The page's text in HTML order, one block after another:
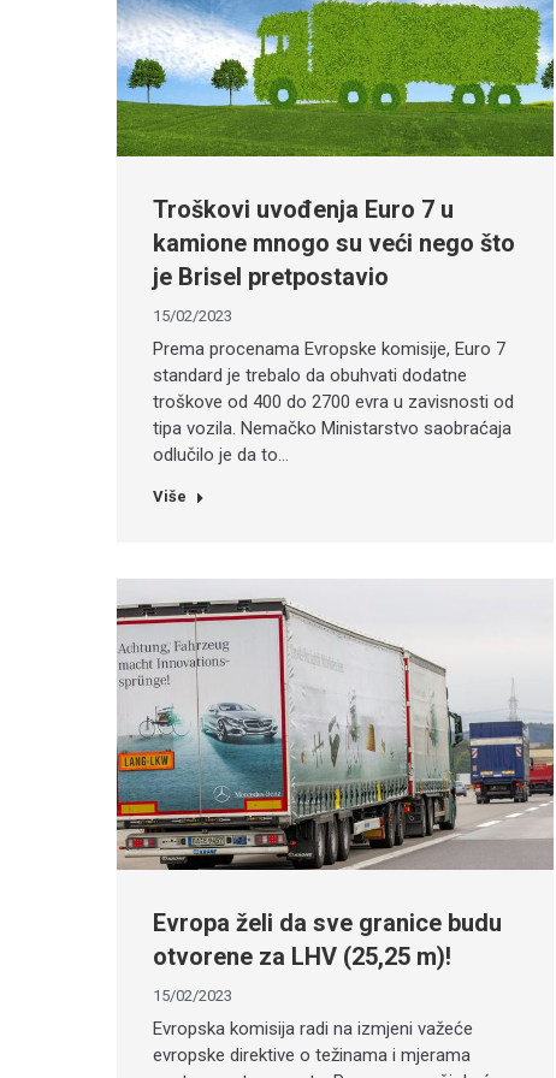
Troškovi uvođenja Euro 7 u
kamione mnogo su veći nego što
je Brisel pretpostavio
15/02/2023
Prema procenama Evropske komisije, Euro 7
standard je trebalo da obuhvati dodatne
troškove od 400 do 2700 evra u zavisnosti od
tipa vozila. Nemačko Ministarstvo saobraćaja
odlučilo je da to…
Više
Evropa želi da sve granice budu
otvorene za LHV (25,25 m)!
15/02/2023
Evropska komisija radi na izmjeni važeće
evropske direktive o težinama i mjerama